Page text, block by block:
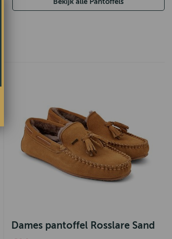
Dames pantoffel Rosslare Sand